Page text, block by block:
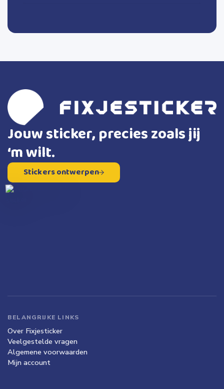
Jouw sticker, precies zoals jij
‘m wilt.
Stickers ontwerpen
BELANGRIJKE LINKS
Over Fixjesticker
Veelgestelde vragen
Algemene voorwaarden
Mijn account